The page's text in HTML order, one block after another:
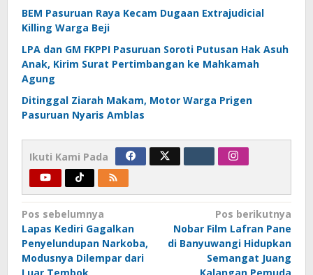
BEM Pasuruan Raya Kecam Dugaan Extrajudicial
Killing Warga Beji
LPA dan GM FKPPI Pasuruan Soroti Putusan Hak Asuh
Anak, Kirim Surat Pertimbangan ke Mahkamah
Agung
Ditinggal Ziarah Makam, Motor Warga Prigen
Pasuruan Nyaris Amblas
Ikuti Kami Pada
Navigasi
pos
Pos sebelumnya
Lapas Kediri Gagalkan
Penyelundupan Narkoba,
Modusnya Dilempar dari
Luar Tembok
Pos berikutnya
Nobar Film Lafran Pane
di Banyuwangi Hidupkan
Semangat Juang
Kalangan Pemuda